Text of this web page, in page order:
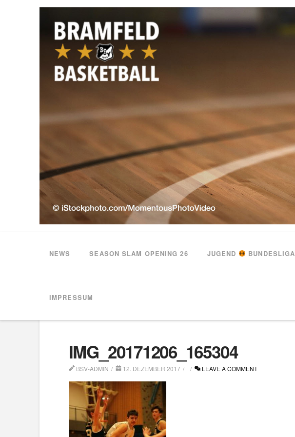
NEWS SEASON SLAM OPENING 26 JUGEND BUNDESLIGA
IMPRESSUM
IMG_20171206_165304
BSV-ADMIN 12. DEZEMBER 2017 LEAVE A COMMENT